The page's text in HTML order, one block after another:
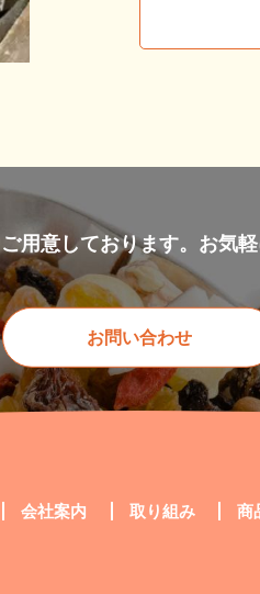
ご用意しております。 お気
お問い合わせ
会社案内 取り組み 商